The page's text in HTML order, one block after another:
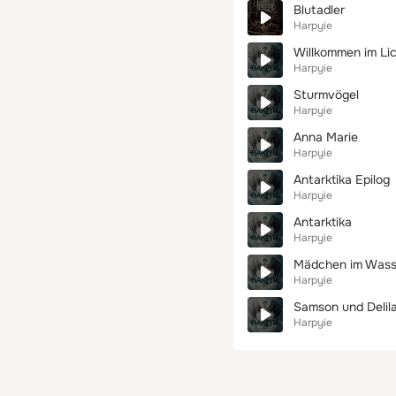
Blutadler
Harpyie
Willkommen im
Harpyie
Sturmvögel
Harpyie
Anna Marie
Harpyie
Antarktika Epilog
Harpyie
Antarktika
Harpyie
Mädchen im
Harpyie
Samson und
Harpyie